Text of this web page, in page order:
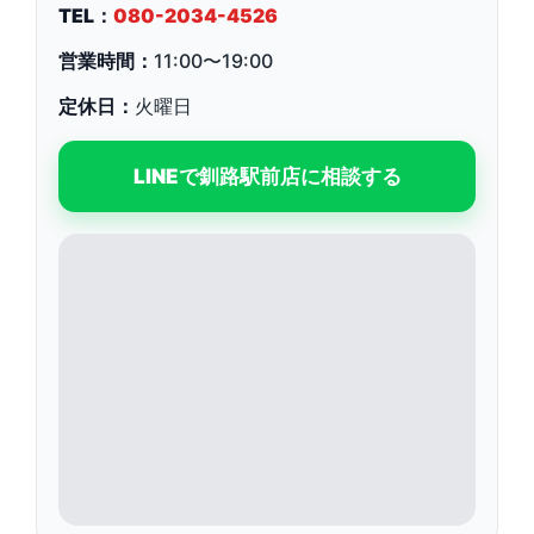
TEL： 080-2034-4526
営業時間： 11:00〜19:00
定休日： 火曜日
LINEで釧路駅前店に相談する